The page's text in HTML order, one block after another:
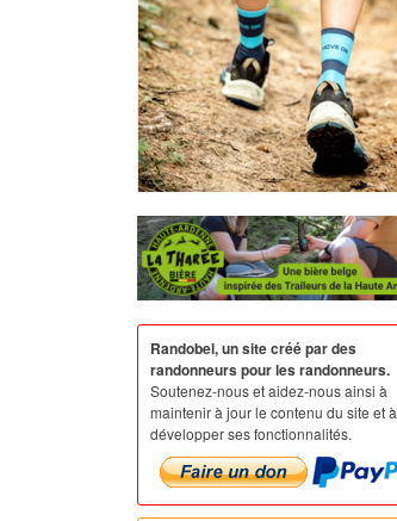
Randobel, un site créé par des
randonneurs pour les randonneurs.
Soutenez-nous et aidez-nous ainsi à
maintenir à jour le contenu du site et à
développer ses fonctionnalités.